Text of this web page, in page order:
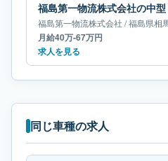
福島第一物流株式会社 /福島県相
月給40万-67万円
求人を見る
同じ車種の求人